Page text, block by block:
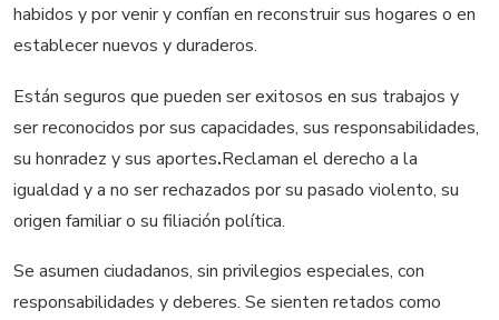
habidos y por venir y confían en reconstruir sus hogares o en
establecer nuevos y duraderos.
Están seguros que pueden ser exitosos en sus trabajos y
ser reconocidos por sus capacidades, sus responsabilidades,
su honradez y sus aportes.Reclaman el derecho a la
igualdad y a no ser rechazados por su pasado violento, su
origen familiar o su filiación política.
Se asumen ciudadanos, sin privilegios especiales, con
responsabilidades y deberes. Se sienten retados como